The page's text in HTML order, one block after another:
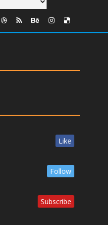
Like
Follow
Subscribe